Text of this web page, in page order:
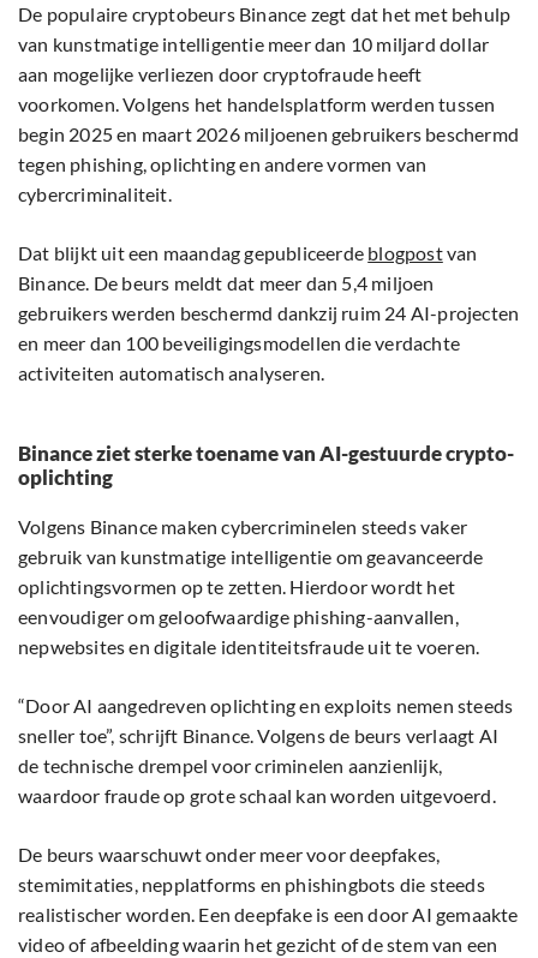
De populaire cryptobeurs Binance zegt dat het met behulp
van kunstmatige intelligentie meer dan 10 miljard dollar
aan mogelijke verliezen door cryptofraude heeft
voorkomen. Volgens het handelsplatform werden tussen
begin 2025 en maart 2026 miljoenen gebruikers beschermd
tegen phishing, oplichting en andere vormen van
cybercriminaliteit.
Dat blijkt uit een maandag gepubliceerde blogpostvan
Binance. De beurs meldt dat meer dan 5,4 miljoen
gebruikers werden beschermd dankzij ruim 24 AI-projecten
en meer dan 100 beveiligingsmodellen die verdachte
activiteiten automatisch analyseren.
Binance ziet sterke toename van AI-gestuurde crypto-
oplichting
Volgens Binance maken cybercriminelen steeds vaker
gebruik van kunstmatige intelligentie om geavanceerde
oplichtingsvormen op te zetten. Hierdoor wordt het
eenvoudiger om geloofwaardige phishing-aanvallen,
nepwebsites en digitale identiteitsfraude uit te voeren.
“Door AI aangedreven oplichting en exploits nemen steeds
sneller toe”, schrijft Binance. Volgens de beurs verlaagt AI
de technische drempel voor criminelen aanzienlijk,
waardoor fraude op grote schaal kan worden uitgevoerd.
De beurs waarschuwt onder meer voor deepfakes,
stemimitaties, nepplatforms en phishingbots die steeds
realistischer worden. Een deepfake is een door AI gemaakte
video of afbeelding waarin het gezicht of de stem van een